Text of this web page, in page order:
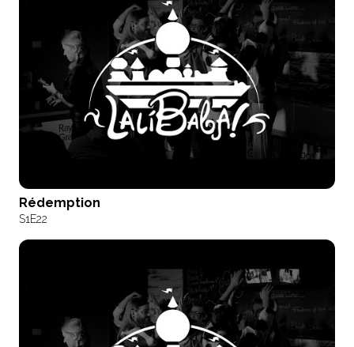
Rédemption
S1E22